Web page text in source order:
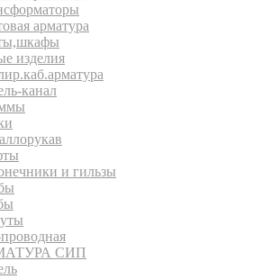
арматура
изделия
канал
и гильзы
СИП